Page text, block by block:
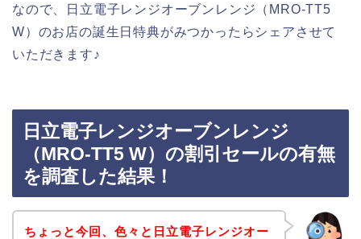
なので、日立電子レンジオーブンレンジ（MRO-TT5
W）のお店の誕生日特典がみつかったらシェアさせて
いただきます♪
日立電子レンジオーブンレンジ
（MRO-TT5 W）の割引セールの有無
を調査した結果！
ちょっと今回、色々と日立電子レンジオー